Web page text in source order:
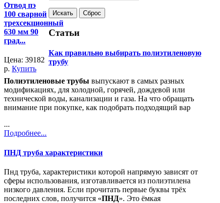
Отвод пэ
100 сварной
трехсекционный
630 мм 90
град...
Цена: 39182
р. Купить
Статьи
Как правильно выбирать полиэтиленовую
трубу
Полиэтиленовые трубы выпускают в самых разных
модификациях, для холодной, горячей, дождевой или
технической воды, канализации и газа. На что обращать
внимание при покупке, как подобрать подходящий вар
...
Подробнее...
ПНД труба характеристики
Пнд труба, характеристики которой напрямую зависят от
сферы использования, изготавливается из полиэтилена
низкого давления. Если прочитать первые буквы трёх
последних слов, получится «ПНД». Это ёмкая